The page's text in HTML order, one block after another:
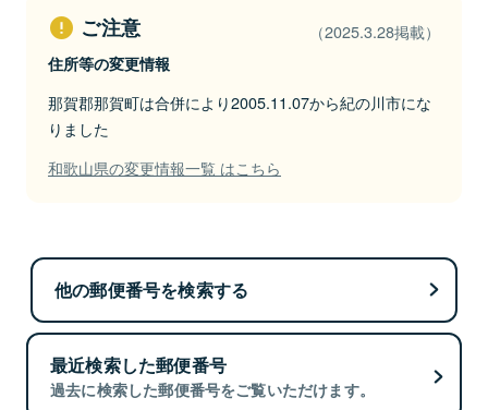
ご注意 （2025.3.28掲載）
住所等の変更情報
那賀郡那賀町は合併により2005.11.07から紀の川市にな
りました
和歌山県の変更情報一覧 はこちら
他の郵便番号を検索する
最近検索した郵便番号
過去に検索した郵便番号をご覧いただけます。